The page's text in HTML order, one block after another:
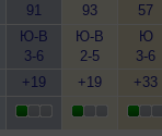
91
Ю-В
3-6
+19
93
Ю-В
2-5
+19
57
Ю
3-6
+33